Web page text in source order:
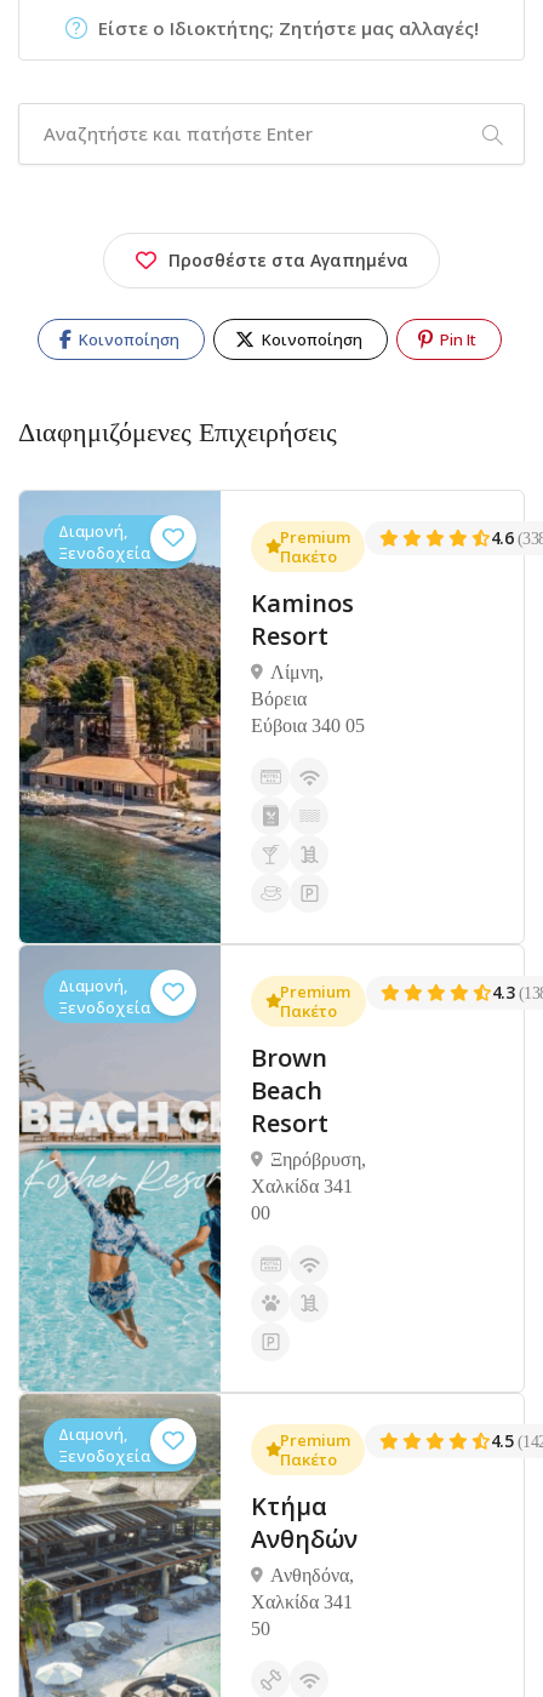
Είστε ο Ιδιοκτήτης; Ζητήστε μας αλλαγές!
Προσθέστε στα Αγαπημένα
Κοινοποίηση Κοινοποίηση Pin It
Διαφημιζόμενες Επιχειρήσεις
Διαμονή,
Ξενοδοχεία
Premium
Πακέτο
Kaminos
Resort
Λίμνη,
Βόρεια
Εύβοια 340 05
4.6
Διαμονή,
Ξενοδοχεία
Premium
Πακέτο
Brown
Beach
Resort
Ξηρόβρυση,
Χαλκίδα 341
00
4.3
Διαμονή,
Ξενοδοχεία
Premium
Πακέτο
Κτήμα
Ανθηδών
Ανθηδόνα,
Χαλκίδα 341
50
4.5